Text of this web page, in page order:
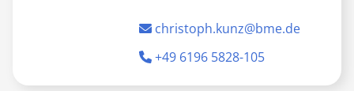
christoph.kunz@bme.de
+49 6196 5828-105